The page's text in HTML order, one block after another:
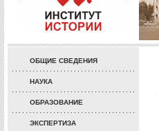
ОБЩИЕ СВЕДЕНИЯ
НАУКА
ОБРАЗОВАНИЕ
ЭКСПЕРТИЗА